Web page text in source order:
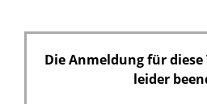
Die Anmeldung für
leider